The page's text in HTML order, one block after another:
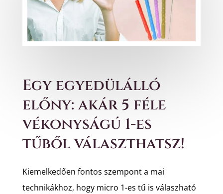
Egy egyedülálló
előny: akár 5 féle
vékonyságú 1-es
tűből választhatsz!
Kiemelkedően fontos szempont a mai
technikákhoz, hogy micro 1-es tű is válaszható